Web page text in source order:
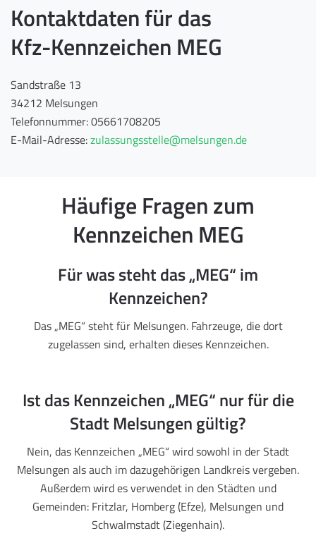
Kontaktdaten für das
Kfz-Kennzeichen MEG
Sandstraße 13
34212 Melsungen
Telefonnummer: 05661708205
E-Mail-Adresse:zulassungsstelle@melsungen.de
Häufige Fragen zum
Kennzeichen MEG
Für was steht das „MEG“ im
Kennzeichen?
Das „MEG“ steht für Melsungen. Fahrzeuge, die dort
zugelassen sind, erhalten dieses Kennzeichen.
Ist das Kennzeichen „MEG“ nur für die
Stadt Melsungen gültig?
Nein, das Kennzeichen „MEG“ wird sowohl in der Stadt
Melsungen als auch im dazugehörigen Landkreis vergeben.
Außerdem wird es verwendet in den Städten und
Gemeinden: Fritzlar, Homberg (Efze), Melsungen und
Schwalmstadt (Ziegenhain).